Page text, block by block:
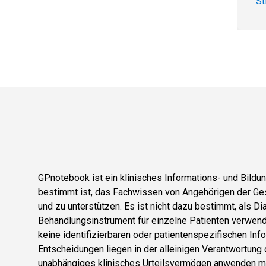
GPnotebook ist ein klinisches Informations- und
bestimmt ist, das Fachwissen von Angehörigen der
und zu unterstützen. Es ist nicht dazu bestimmt, als
Behandlungsinstrument für einzelne Patienten
keine identifizierbaren oder patientenspezifischen
Entscheidungen liegen in der alleinigen
unabhängiges klinisches Urteilsvermögen anwenden